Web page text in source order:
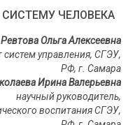
ЧЕЛОВЕКА
Ревтова Ольга Алексеевна
систем управления, СГЭУ,
РФ, г. Самара
Ирина Валерьевна
научный руководитель,
воспитания СГЭУ,